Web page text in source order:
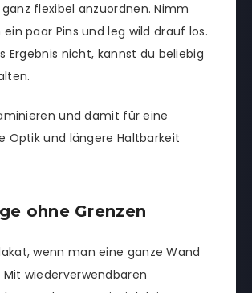
flexibel anzuordnen. Nimm
paar Pins und leg wild drauf los.
Ergebnis nicht, kannst du beliebig
und damit für eine
Optik und längere Haltbarkeit
ohne Grenzen
wenn man eine ganze Wand
wiederverwendbaren